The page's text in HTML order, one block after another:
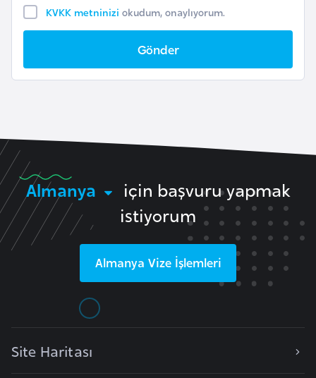
KVKK metninizi okudum, onaylıyorum.
Gönder
Almanya
için başvuru yapmak
istiyorum
Almanya Vize İşlemleri
Site Haritası
F
a
o
d
Ç
e
k
C
i